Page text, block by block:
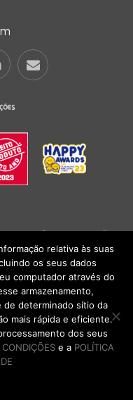
CONDIÇÕESlCONDIÇÕES
Todos os direitos reservados.
TOPO
relativa às suas
os seus dados
computador através do
armazenamento,
determinado sítio da
mais rápida e eficiente.
dos seus
e a POLÍTICA